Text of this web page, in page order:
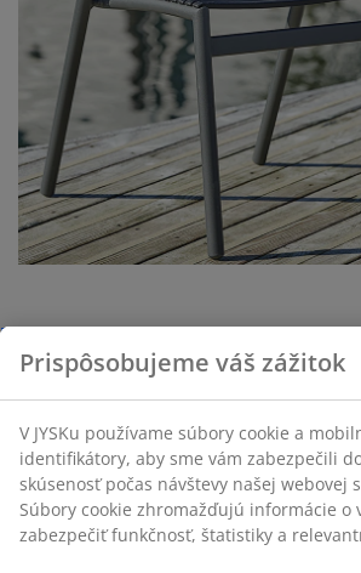
Kedy budete záhradný
používať?
Chceli by ste mať na terase alebo
jedenie alebo je pre vás hlavný
čítanie kníh? Ak sa tešíte na večere
Prispôsobujeme váš zážitok
V JYSKu používame súbory cookie a
identifikátory, aby sme vám zabezpečili
skúsenosť počas návštevy našej webovej
Súbory cookie zhromažďujú informácie o
zabezpečiť funkčnosť, štatistiky a